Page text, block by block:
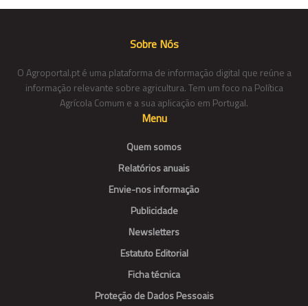
Sobre Nós
O Agroportal.pt é uma plataforma de informação digital que reúne a
informação relevante sobre agricultura. Tem um foco na Política
Agrícola Comum e a sua aplicação em Portugal.
Menu
Quem somos
Relatórios anuais
Envie-nos informação
Publicidade
Newsletters
Estatuto Editorial
Ficha técnica
Proteção de Dados Pessoais